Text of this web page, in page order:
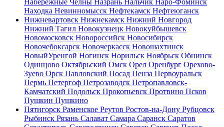
Набережные Челны Назрань Нальчик Наро-Фоминск
Находка Невинномысск Нефтекамск Нефтеюганск
Нижневартовск Нижнекамск Нижний Новгород
Нижний Тагил Новокузнецк Новокуйбышевск
Новомосковск Новороссийск Новосибирск
Новочебоксарск Новочеркасск Новошахтинск
НовыйУренгой Ногинск Норильск Ноябрьск Обнинск
Одинцово Октябрьский Омск Орел Оренбург Орехово-
Зуево Орск Павловский Посад Пенза Первоуральск
Пермь Петергоф Петрозаводск Петропавловск-
Камчатский Подольск Прокопьевск Протвино Псков
Пушкин Пушкино
Пятигорск Раменское Реутов Ростов-на-Дону Рубцовск
Рыбинск Рязань Салават Самара Саранск Саратов